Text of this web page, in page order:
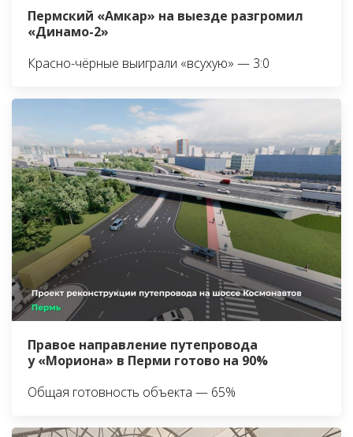
Пермский «Амкар» на выезде разгромил
«Динамо-2»
Красно-чёрные выиграли «всухую» — 3:0
Правое направление путепровода
у «Мориона» в Перми готово на 90%
Общая готовность объекта — 65%